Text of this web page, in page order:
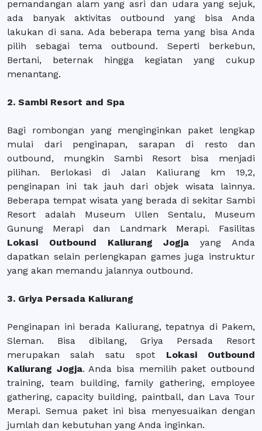
pemandangan alam yang asri dan udara yang sejuk,
ada banyak aktivitas outbound yang bisa Anda
lakukan di sana. Ada beberapa tema yang bisa Anda
pilih sebagai tema outbound. Seperti berkebun,
Bertani, beternak hingga kegiatan yang cukup
menantang.
2. Sambi Resort and Spa
Bagi rombongan yang menginginkan paket lengkap
mulai dari penginapan, sarapan di resto dan
outbound, mungkin Sambi Resort bisa menjadi
pilihan. Berlokasi di Jalan Kaliurang km 19,2,
penginapan ini tak jauh dari objek wisata lainnya.
Beberapa tempat wisata yang berada di sekitar Sambi
Resort adalah Museum Ullen Sentalu, Museum
Gunung Merapi dan Landmark Merapi. Fasilitas
Lokasi Outbound Kaliurang Jogja yang Anda
dapatkan selain perlengkapan games juga instruktur
yang akan memandu jalannya outbound.
3. Griya Persada Kaliurang
Penginapan ini berada Kaliurang, tepatnya di Pakem,
Sleman. Bisa dibilang, Griya Persada Resort
merupakan salah satu spot Lokasi Outbound
Kaliurang Jogja. Anda bisa memilih paket outbound
training, team building, family gathering, employee
gathering, capacity building, paintball, dan Lava Tour
Merapi. Semua paket ini bisa menyesuaikan dengan
jumlah dan kebutuhan yang Anda inginkan.